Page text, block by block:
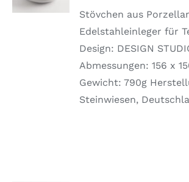
DETAILS
Stövchen aus
Edelstahleinleger für
Design: DESIGN
Abmessungen: 156 x
Gewicht: 790g
Steinwiesen,